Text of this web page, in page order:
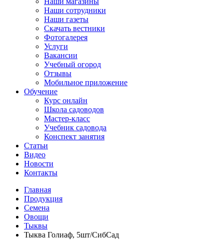
Наши сотрудники
Наши газеты
Скачать вестники
Фотогалерея
Услуги
Вакансии
Учебный огород
Отзывы
Мобильное приложение
Обучение
Курс онлайн
Школа садоводов
Мастер-класс
Учебник садовода
Конспект занятия
Статьи
Видео
Новости
Контакты
Главная
Продукция
Семена
Овощи
Тыквы
Тыква Голиаф, 5шт/СибСад